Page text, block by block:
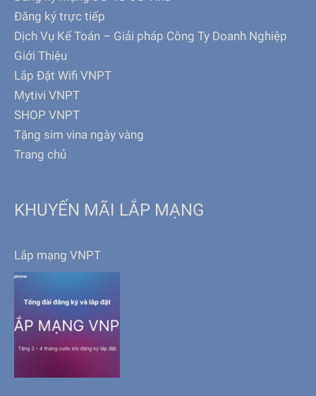
Đăng ký trực tiếp
Dịch Vụ Kế Toán – Giải pháp Công Ty Doanh Nghiệp
Giới Thiệu
Lắp Đặt Wifi VNPT
Mytivi VNPT
SHOP VNPT
Tặng sim vina ngày vàng
Trang chủ
KHUYẾN MÃI LẮP MẠNG
Lắp mạng VNPT